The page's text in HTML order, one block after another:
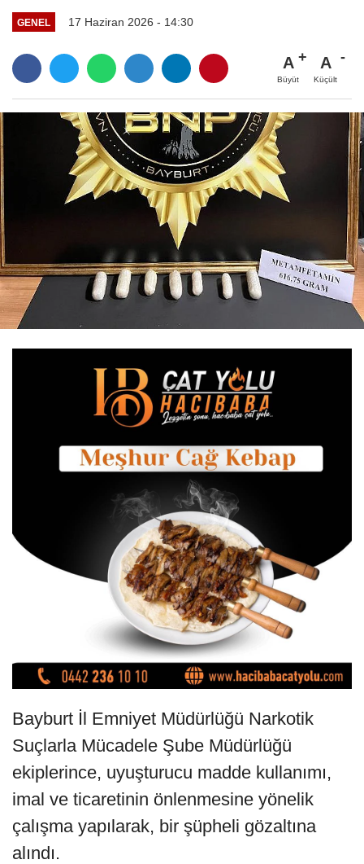
GENEL 17 Haziran 2026 - 14:30
A
Büyüt
A
Küçült
Bayburt İl Emniyet Müdürlüğü Narkotik
Suçlarla Mücadele Şube Müdürlüğü
ekiplerince, uyuşturucu madde kullanımı,
imal ve ticaretinin önlenmesine yönelik
çalışma yapılarak, bir şüpheli gözaltına
alındı.